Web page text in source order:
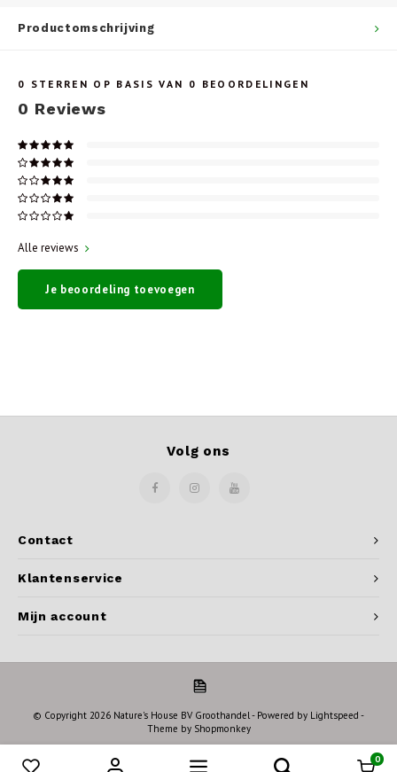
0
Productomschrijving
0 STERREN OP BASIS VAN 0 BEOORDELINGEN
0 Reviews
Alle reviews
Je beoordeling toevoegen
Contact
Volg ons
Klantenservice
Mijn account
© Copyright 2026 Nature's House BV Groothandel - Powered by Lightspeed -
Theme by Shopmonkey
Vergelijk producten 0